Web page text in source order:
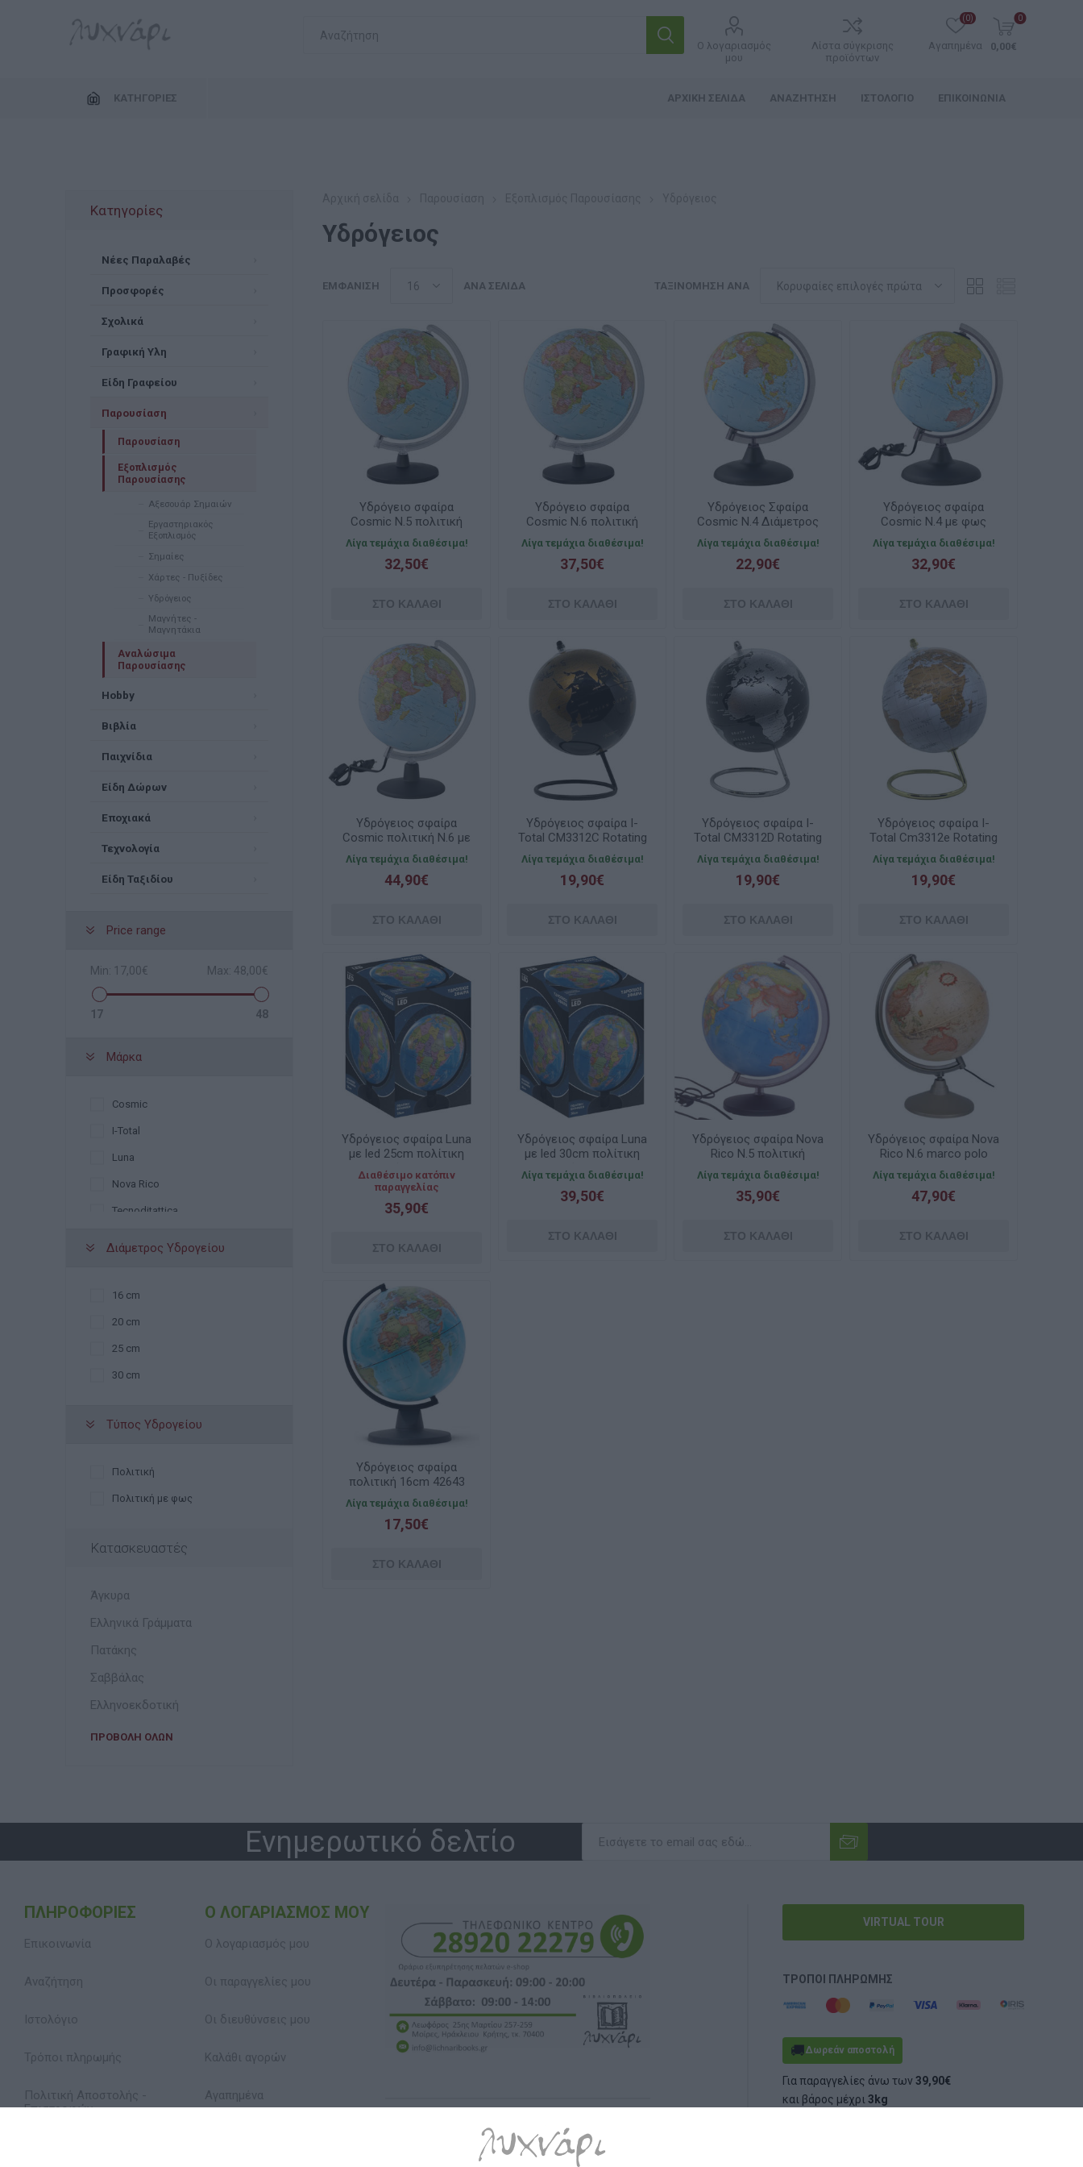
Ο λογαριασμός
μου
Λίστα σύγκρισης
προϊόντων
Αγαπημένα
(0) 0
0,00€
ΚΑΤΗΓΟΡΊΕΣ ΑΡΧΙΚΉ ΣΕΛΊΔΑ ΑΝΑΖΉΤΗΣΗ ΙΣΤΟΛΌΓΙΟ ΕΠΙΚΟΙΝΩΝΊΑ
Υδρόγειος
ΤΑΞΙΝΌΜΗΣΗ ΑΝΆ
ΕΜΦΆΝΙΣΗ ΑΝΆ ΣΕΛΊΔΑ
Υδρόγειο σφαίρα
Cosmic Ν.5 πολιτική
25cm
Λίγα τεμάχια διαθέσιμα!
32,50€
Υδρόγειο σφαίρα
Cosmic Ν.6 πολιτική
30cm
Λίγα τεμάχια διαθέσιμα!
37,50€
Υδρόγειος Σφαίρα
Cosmic Ν.4 Διάμετρος
20cm
Λίγα τεμάχια διαθέσιμα!
22,90€
Υδρόγειος σφαίρα
Cosmic Ν.4 με φως
20cm
Λίγα τεμάχια διαθέσιμα!
32,90€
Υδρόγειος σφαίρα
Cosmic πολιτική Ν.6 με
φως 30cm
Λίγα τεμάχια διαθέσιμα!
44,90€
Υδρόγειος σφαίρα I-
Total CM3312C Rotating
Map With Base Gold
14cm
Λίγα τεμάχια διαθέσιμα!
19,90€
Υδρόγειος σφαίρα I-
Total CM3312D Rotating
Map With Base Silver
14cm
Λίγα τεμάχια διαθέσιμα!
19,90€
Υδρόγειος σφαίρα I-
Total Cm3312e Rotating
Map With Base White
14cm
Λίγα τεμάχια διαθέσιμα!
19,90€
Υδρόγειος σφαίρα Luna
με led 25cm πολίτικη
ελληνική 000622541
Διαθέσιμο κατόπιν
παραγγελίας
35,90€
Υδρόγειος σφαίρα Luna
με led 30cm πολίτικη
ελληνική 000622540
Λίγα τεμάχια διαθέσιμα!
39,50€
Υδρόγειος σφαίρα Nova
Rico N.5 πολιτική
imperial 25cm με φως
Λίγα τεμάχια διαθέσιμα!
35,90€
Υδρόγειος σφαίρα Nova
Rico Ν.6 marco polo
30cm με φως
Λίγα τεμάχια διαθέσιμα!
47,90€
Υδρόγειος σφαίρα
πολιτική 16cm 42643
Tecnoditattica
Λίγα τεμάχια διαθέσιμα!
17,50€
Κατηγορίες
Νέες Παραλαβές
Προσφορές
Σχολικά
Γραφική Υλη
Είδη Γραφείου
Παρουσίαση
Παρουσίαση
Εξοπλισμός
Παρουσίασης
Αξεσουάρ Σημαιών
Εργαστηριακός
Εξοπλισμός
Σημαίες
Χάρτες - Πυξίδες
Υδρόγειος
Μαγνήτες -
Μαγνητάκια
Αναλώσιμα
Παρουσίασης
Hobby
Βιβλία
Παιχνίδια
Είδη Δώρων
Εποχιακά
Τεχνολογία
Είδη Ταξιδίου
Price range
Min: 17,00€ Max: 48,00€
17 48
Μάρκα
Cosmic
I-Total
Luna
Nova Rico
Tecnoditattica
Διάμετρος Υδρογείου
16 cm
20 cm
25 cm
30 cm
Τύπος Υδρογείου
Πολιτική
Πολιτική με φως
Κατασκευαστές
Άγκυρα
Ελληνικά Γράμματα
Πατάκης
Σαββάλας
Ελληνοεκδοτική
ΠΡΟΒΟΛΉ ΌΛΩΝ
Ενημερωτικό δελτίο
ΠΛΗΡΟΦΟΡΊΕΣ
Επικοινωνία
Αναζήτηση
Ιστολόγιο
Τρόποι πληρωμής
Πολιτική Αποστολής -
Επιστροφών
Ο ΛΟΓΑΡΙΑΣΜΌΣ ΜΟΥ
Ο λογαριασμός μου
Οι παραγγελίες μου
Οι διευθύνσεις μου
Καλάθι αγορών
Αγαπημένα
VIRTUAL TOUR
ΤΡΌΠΟΙ ΠΛΗΡΩΜΉΣ
🚚Δωρεάν αποστολή
Για παραγγελίες άνω των39,90€
και βάρος μέχρι3kg